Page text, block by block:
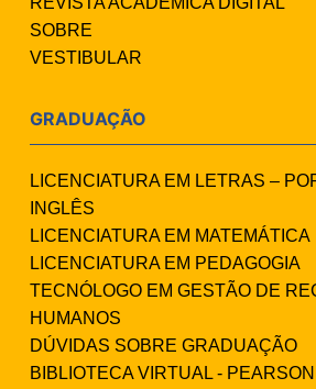
SOBRE
VESTIBULAR
GRADUAÇÃO
LICENCIATURA EM LETRAS –
INGLÊS
LICENCIATURA EM MATEMÁTICA
LICENCIATURA EM PEDAGOGIA
TECNÓLOGO EM GESTÃO DE
HUMANOS
DÚVIDAS SOBRE GRADUAÇÃO
BIBLIOTECA VIRTUAL - PEARSON